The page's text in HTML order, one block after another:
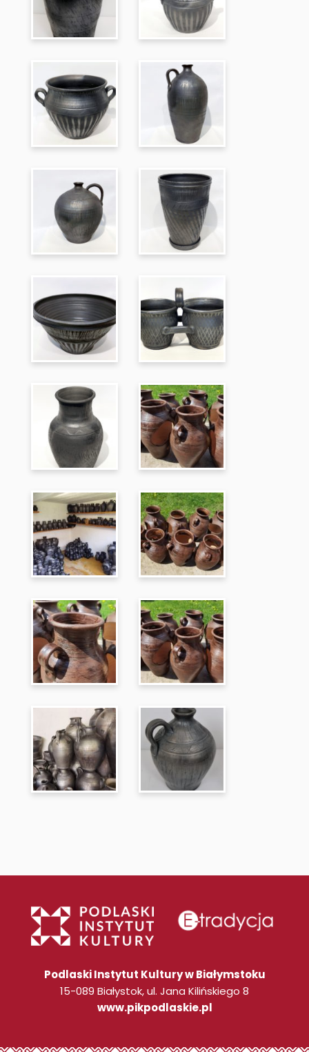
Podlaski Instytut Kultury w Białymstoku
15-089 Białystok, ul. Jana Kilińskiego 8
www.pikpodlaskie.pl